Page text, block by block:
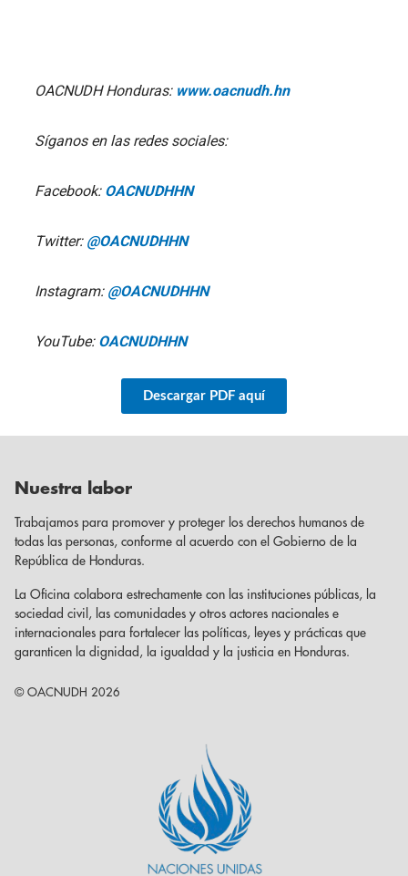
OACNUDH Honduras: www.oacnudh.hn
Síganos en las redes sociales:
Facebook: OACNUDHHN
Twitter: @OACNUDHHN
Instagram: @OACNUDHHN
YouTube: OACNUDHHN
Descargar PDF aquí
Nuestra labor
Trabajamos para promover y proteger los derechos humanos de
todas las personas, conforme al acuerdo con el Gobierno de la
República de Honduras.
La Oficina colabora estrechamente con las instituciones públicas, la
sociedad civil, las comunidades y otros actores nacionales e
internacionales para fortalecer las políticas, leyes y prácticas que
garanticen la dignidad, la igualdad y la justicia en Honduras.
© OACNUDH 2026